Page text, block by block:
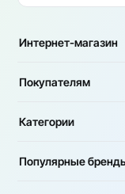
Интернет-магазин
Покупателям
Категории
Популярные